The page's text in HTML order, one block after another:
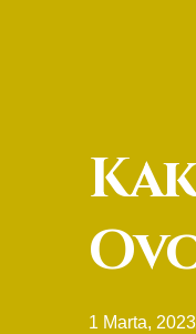
1 Marta, 2023